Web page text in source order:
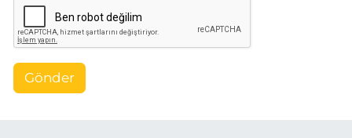
Gönder